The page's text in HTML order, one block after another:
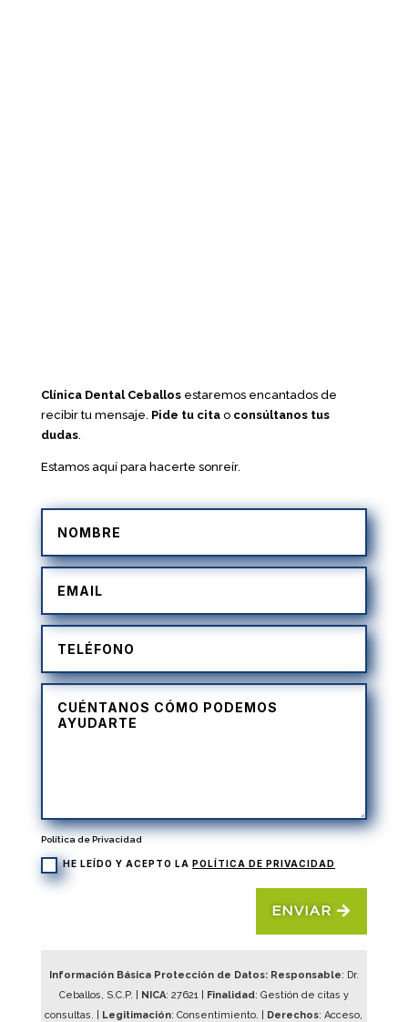
Clínica Dental Ceballosestaremos encantados de
recibir tu mensaje. Pide tu citao consúltanos tus
dudas.
Estamos aquí para hacerte sonreír.
Política de Privacidad
HE LEÍDO Y ACEPTO LA POLÍTICA DE PRIVACIDAD
ENVIAR
Información Básica Protección de Datos: Responsable: Dr.
Ceballos, S.C.P. |
NICA: 27621| Finalidad: Gestión de citas y
consultas. |
Legitimación: Consentimiento. | Derechos: Acceso,